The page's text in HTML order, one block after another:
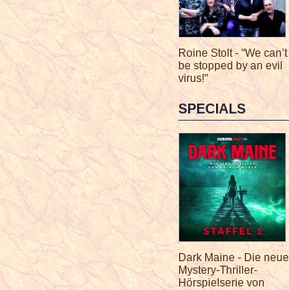
Roine Stolt - "We can’t
be stopped by an evil
virus!"
SPECIALS
Dark Maine - Die neue
Mystery-Thriller-
Hörspielserie von